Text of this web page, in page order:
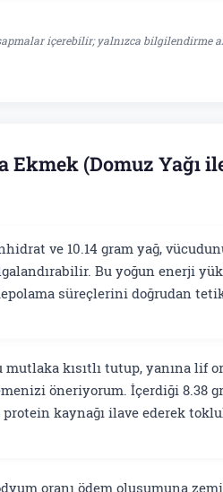
içerebilir; yalnızca bilgilendirme
Ekmek (Domuz Yağı
ve 10.14 gram yağ,
Bu yoğun enerji
süreçlerini doğrudan
kısıtlı tutup, yanına lif
öneriyorum. İçerdiği 8.38
kaynağı ilave ederek
oranı ödem oluşumuna